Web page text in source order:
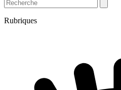
Rubriques